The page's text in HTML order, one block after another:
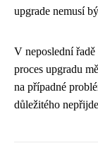
upgrade nemusí
V neposlední
proces upgradu
na případné
důležitého